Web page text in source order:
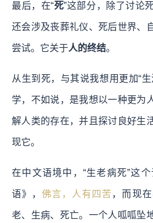
最后，在“死”这部分，除了讨论
还会涉及丧葬礼仪、死后世界、
尝试。它关于人的终结。
从生到死，与其说我想用更加“
学，不如说，是我想以一种更为
解人类的存在，并且探讨良好生
现它。
在中文语境中，“生老病死”这
语》，佛言，人有四苦 ，而现
老、生病、死亡。一个人呱呱坠